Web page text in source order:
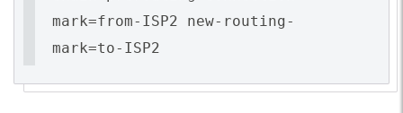
mark=from-ISP2 new-routing-
mark=to-ISP2